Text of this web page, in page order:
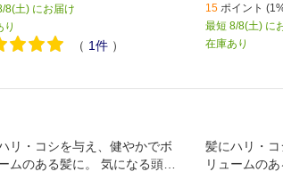
8(土) にお届け
り
（ 1件 ）
15 ポイント
最短 8/8(土) に
在庫あり
リ・コシを与え、健やかでボ
ムのある髪に。 気になる頭皮
髪にハリ・
リュームの